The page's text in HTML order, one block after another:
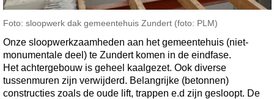
Foto: sloopwerk dak gemeentehuis Zundert (foto: PLM)
Onze sloopwerkzaamheden aan het gemeentehuis (niet-
monumentale deel) te Zundert komen in de eindfase.
Het achtergebouw is geheel kaalgezet. Ook diverse
tussenmuren zijn verwijderd. Belangrijke (betonnen)
constructies zoals de oude lift, trappen e.d zijn gesloopt. De